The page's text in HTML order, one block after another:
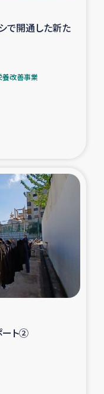
で開通した新た
養改善事業
ート②